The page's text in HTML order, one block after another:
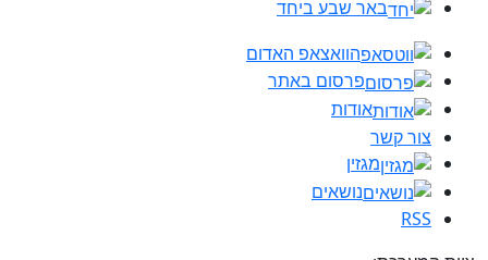
באר שבע ביחד
הוואצאפ האדום
פרסום באתר
אודות
צור קשר
מגזין
נושאים
RSS